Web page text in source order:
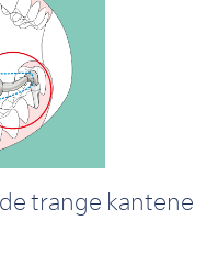
trange kantene